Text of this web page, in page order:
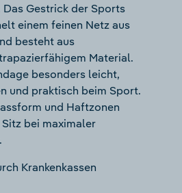
Gestrick der Sports
einem feinen Netz aus
besteht aus
Material.
besonders leicht,
und praktisch beim Sport.
und Haftzonen
bei maximaler
Krankenkassen